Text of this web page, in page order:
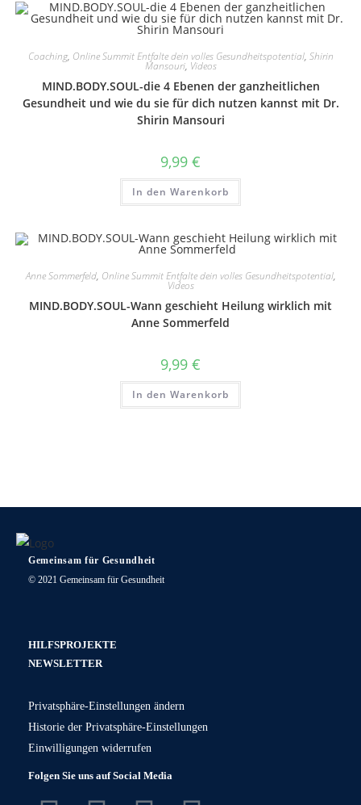
Coaching, Online Summit Entfalte dein volles Gesundheitspotential, Shirin
Mansouri, Videos
MIND.BODY.SOUL-die 4 Ebenen der ganzheitlichen
Gesundheit und wie du sie für dich nutzen kannst mit Dr.
Shirin Mansouri
9,99 €
In den Warenkorb
Anne Sommerfeld, Online Summit Entfalte dein volles Gesundheitspotential,
Videos
MIND.BODY.SOUL-Wann geschieht Heilung wirklich mit
Anne Sommerfeld
9,99 €
In den Warenkorb
Gemeinsam für Gesundheit
© 2021 Gemeinsam für Gesundheit
HILFSPROJEKTE
NEWSLETTER
Privatsphäre-Einstellungen ändern
Historie der Privatsphäre-Einstellungen
Einwilligungen widerrufen
Folgen Sie uns auf Social Media